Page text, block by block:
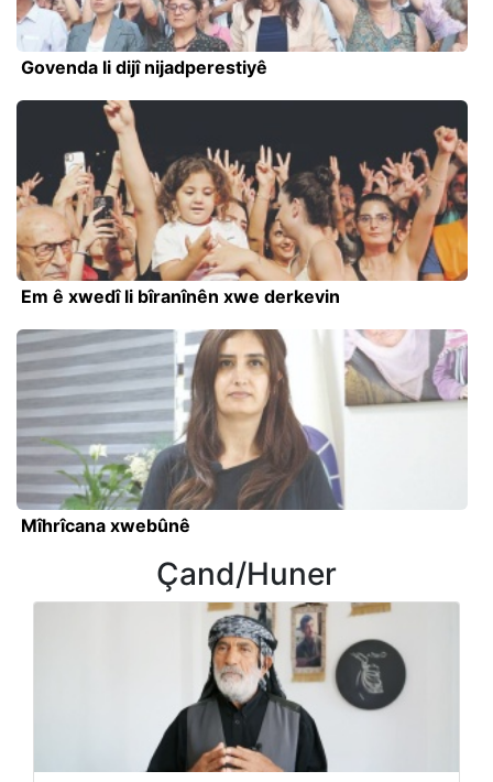
Govenda li dijî nijadperestiyê
Em ê xwedî li bîranînên xwe derkevin
Mîhrîcana xwebûnê
Çand/Huner